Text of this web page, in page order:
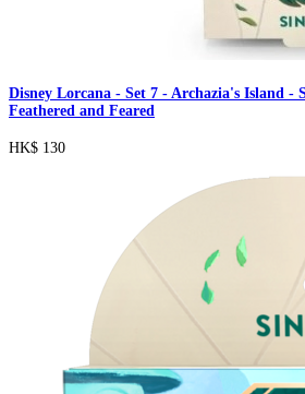
Disney Lorcana - Set 7 - Archazia's Island -
Feathered and Feared
HK$ 130